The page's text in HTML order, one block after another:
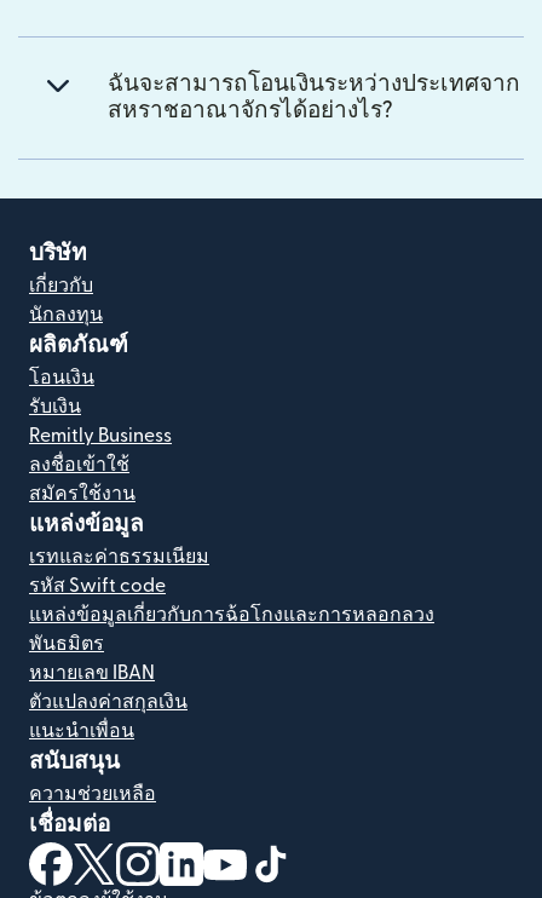
ฉันจะสามารถโอนเงินระหว่างประเทศจาก
สหราชอาณาจักรได้อย่างไร?
บริษัท
เกี่ยวกับ
นักลงทุน
ผลิตภัณฑ์
โอนเงิน
รับเงิน
Remitly Business
ลงชื่อเข้าใช้
สมัครใช้งาน
แหล่งข้อมูล
เรทและค่าธรรมเนียม
รหัส Swift code
แหล่งข้อมูลเกี่ยวกับการฉ้อโกงและการหลอกลวง
พันธมิตร
หมายเลข IBAN
ตัวแปลงค่าสกุลเงิน
แนะนำเพื่อน
สนับสนุน
ความช่วยเหลือ
เชื่อมต่อ
(เปิดในหน้าต่างใหม่)
(เปิดในหน้าต่างใหม่)
(เปิดในหน้าต่างใหม่)
(เปิดในหน้าต่างใหม่)
(เปิดในหน้าต่างใหม่)